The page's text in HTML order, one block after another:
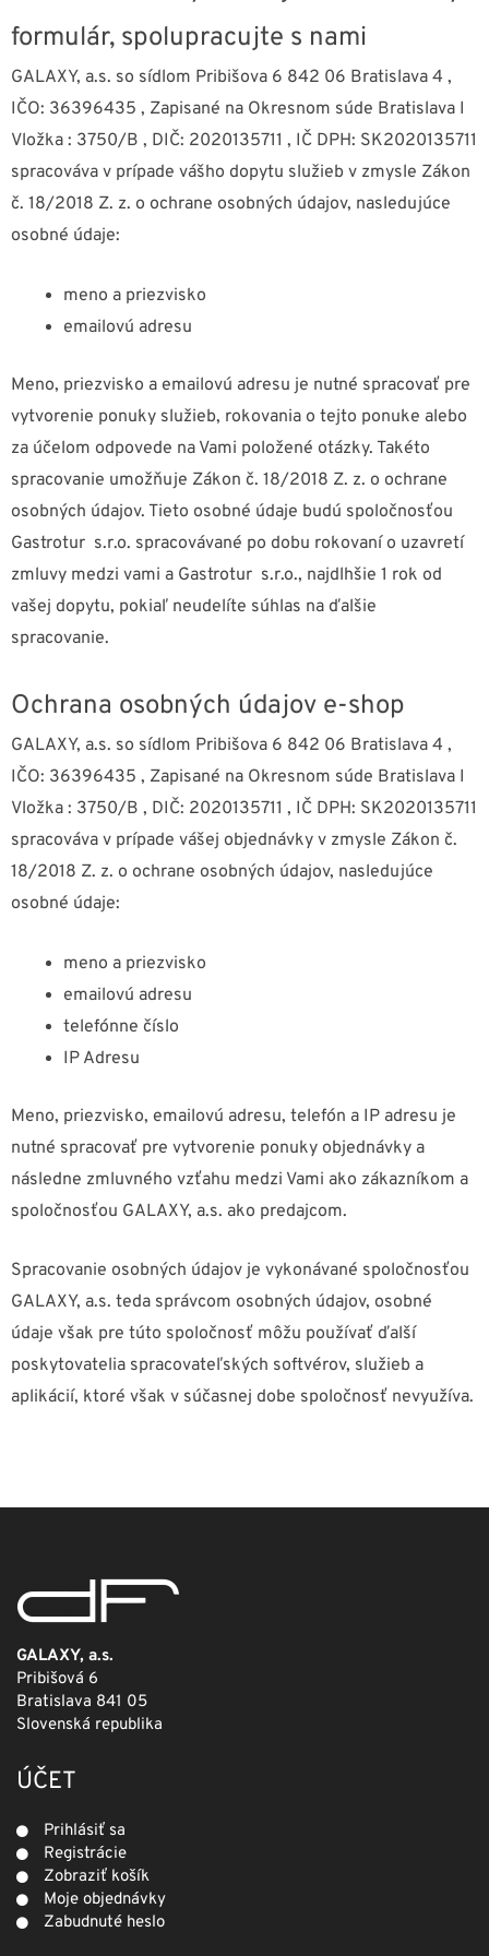
formulár, spolupracujte s nami
GALAXY, a.s. so sídlom Pribišova 6 842 06 Bratislava 4 ,
IČO: 36396435 , Zapisané na Okresnom súde Bratislava I
Vložka : 3750/B , DIČ: 2020135711 , IČ DPH: SK2020135711
spracováva v prípade vášho dopytu služieb v zmysle Zákon
č. 18/2018 Z. z. o ochrane osobných údajov, nasledujúce
osobné údaje:
meno a priezvisko
emailovú adresu
Meno, priezvisko a emailovú adresu je nutné spracovať pre
vytvorenie ponuky služieb, rokovania o tejto ponuke alebo
za účelom odpovede na Vami položené otázky. Takéto
spracovanie umožňuje Zákon č. 18/2018 Z. z. o ochrane
osobných údajov. Tieto osobné údaje budú spoločnosťou
Gastrotur s.r.o. spracovávané po dobu rokovaní o uzavretí
zmluvy medzi vami a Gastrotur s.r.o., najdlhšie 1 rok od
vašej dopytu, pokiaľ neudelíte súhlas na ďalšie
spracovanie.
Ochrana osobných údajov e-shop
GALAXY, a.s. so sídlom Pribišova 6 842 06 Bratislava 4 ,
IČO: 36396435 , Zapisané na Okresnom súde Bratislava I
Vložka : 3750/B , DIČ: 2020135711 , IČ DPH: SK2020135711
spracováva v prípade vášej objednávky v zmysle Zákon č.
18/2018 Z. z. o ochrane osobných údajov, nasledujúce
osobné údaje:
meno a priezvisko
emailovú adresu
telefónne číslo
IP Adresu
Meno, priezvisko, emailovú adresu, telefón a IP adresu je
nutné spracovať pre vytvorenie ponuky objednávky a
následne zmluvného vzťahu medzi Vami ako zákazníkom a
spoločnosťou GALAXY, a.s. ako predajcom.
Spracovanie osobných údajov je vykonávané spoločnosťou
GALAXY, a.s. teda správcom osobných údajov, osobné
údaje však pre túto spoločnosť môžu používať ďalší
poskytovatelia spracovateľských softvérov, služieb a
aplikácií, ktoré však v súčasnej dobe spoločnosť nevyužíva.
GALAXY, a.s.
Pribišová 6
Bratislava 841 05
Slovenská republika
ÚČET
Prihlásiť sa
Registrácie
Zobraziť košík
Moje objednávky
Zabudnuté heslo